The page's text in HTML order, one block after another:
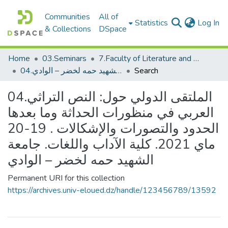
Communities
& Collections
All of
DSpace
Statistics Log In
Home 03.Seminars
7.Faculty of Literature and Languages_Seminars
04.الملتقى الدولي حول: النص التراثي العربي في منظورات الحداثة وما بعدها الحدود والتصورات والإشكالات . 19-20 ماي 2021. كلية الآداب واللغات. جامعة الشهيد حمه لخضر – الوادي
Search
04.الملتقى الدولي حول: النص التراثي
العربي في منظورات الحداثة وما بعدها
الحدود والتصورات والإشكالات . 19-20
ماي 2021. كلية الآداب واللغات. جامعة
الشهيد حمه لخضر – الوادي
Permanent URI for this collection
https://archives.univ-eloued.dz/handle/123456789/13592